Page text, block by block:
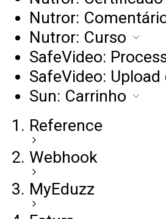
Nutror:
Nutror: Curso
SafeVideo:
SafeVideo:
Sun: Carrinho
Reference
Webhook
MyEduzz